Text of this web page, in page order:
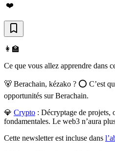
❤️
👩‍🏫
Ce que vous allez apprendre dans
🐻 Berachain, kézako ? ⭕ C’est
opportunités sur Berachain.
💎 Crypto : Décryptage de projets,
fondamentales. Le web3 n’aura
Cette newsletter est incluse dans